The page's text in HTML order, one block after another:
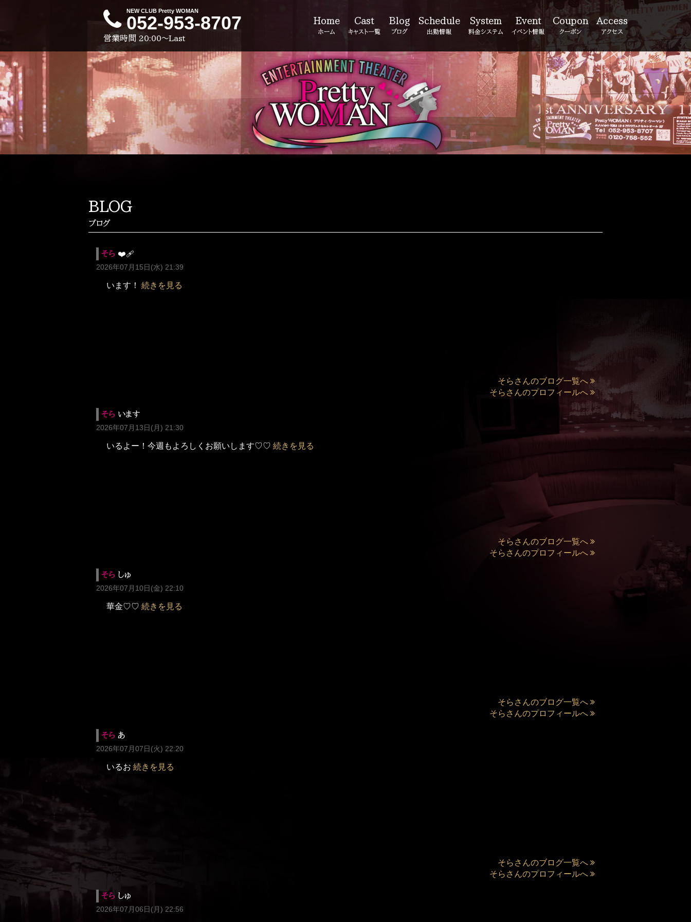
NEW CLUB Pretty WOMAN
052-953-8707
営業時間 20:00～Last
Home
ホーム
Cast
キャスト一覧
Blog
ブログ
Schedule
出勤情報
System
料金システム
Event
イベント情報
Coupon
クーポン
Access
アクセス
BLOG
ブログ
そら ❤️‍🩹
2026年07月15日(水) 21:39
います！ 続きを見る
そらさんのブログ一覧へ
そらさんのプロフィールへ
そら います
2026年07月13日(月) 21:30
いるよー！今週もよろしくお願いします♡♡ 続きを見る
そらさんのブログ一覧へ
そらさんのプロフィールへ
そら しゅ
2026年07月10日(金) 22:10
華金♡♡ 続きを見る
そらさんのブログ一覧へ
そらさんのプロフィールへ
そら あ
2026年07月07日(火) 22:20
いるお 続きを見る
そらさんのブログ一覧へ
そらさんのプロフィールへ
そら しゅ
2026年07月06日(月) 22:56